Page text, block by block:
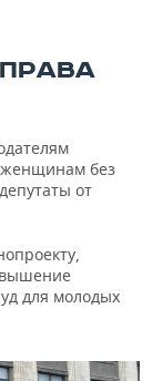
женщинам без
от
для молодых